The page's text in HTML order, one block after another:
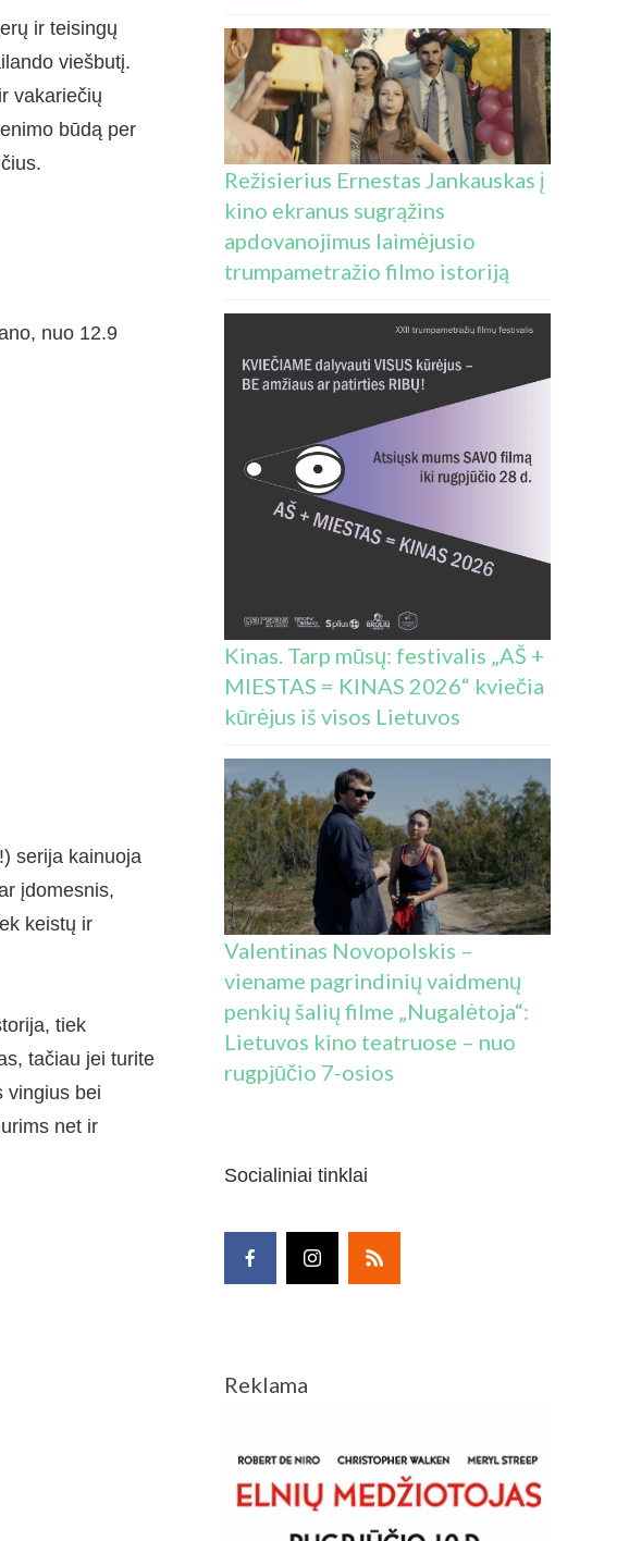
ir teisingų
viešbutį.
vakariečių
būdą per
nuo 12.9
serija kainuoja
įdomesnis,
keistų ir
tiek
tačiau jei turite
vingius bei
net ir
Režisierius Ernestas Jankauskas į
kino ekranus sugrąžins
apdovanojimus laimėjusio
trumpametražio filmo istoriją
Kinas. Tarp mūsų: festivalis „AŠ +
MIESTAS = KINAS 2026“ kviečia
kūrėjus iš visos Lietuvos
Valentinas Novopolskis –
viename pagrindinių vaidmenų
penkių šalių filme „Nugalėtoja“:
Lietuvos kino teatruose – nuo
rugpjūčio 7-osios
Socialiniai tinklai
Reklama